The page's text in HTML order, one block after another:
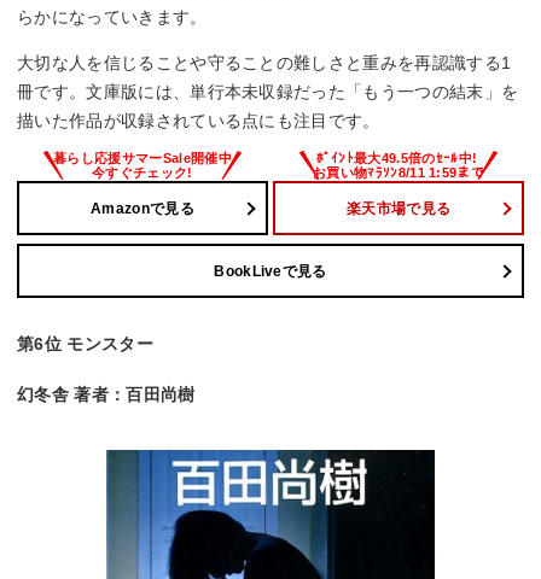
らかになっていきます。
大切な人を信じることや守ることの難しさと重みを再認識する1
冊です。文庫版には、単行本未収録だった「もう一つの結末」を
描いた作品が収録されている点にも注目です。
Amazonで見る 楽天市場で見る
BookLiveで見る
第6位 モンスター
幻冬舎 著者：百田尚樹